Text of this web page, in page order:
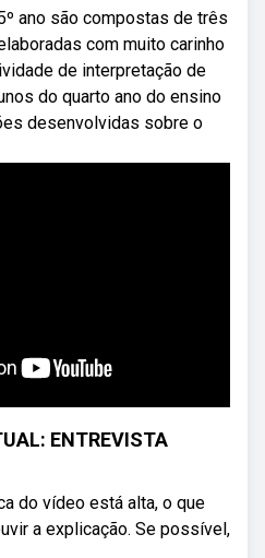
ano são compostas de três
com muito carinho
de interpretação de
do quarto ano do ensino
desenvolvidas sobre o
ENTREVISTA
do vídeo está alta, o que
a explicação. Se possível,